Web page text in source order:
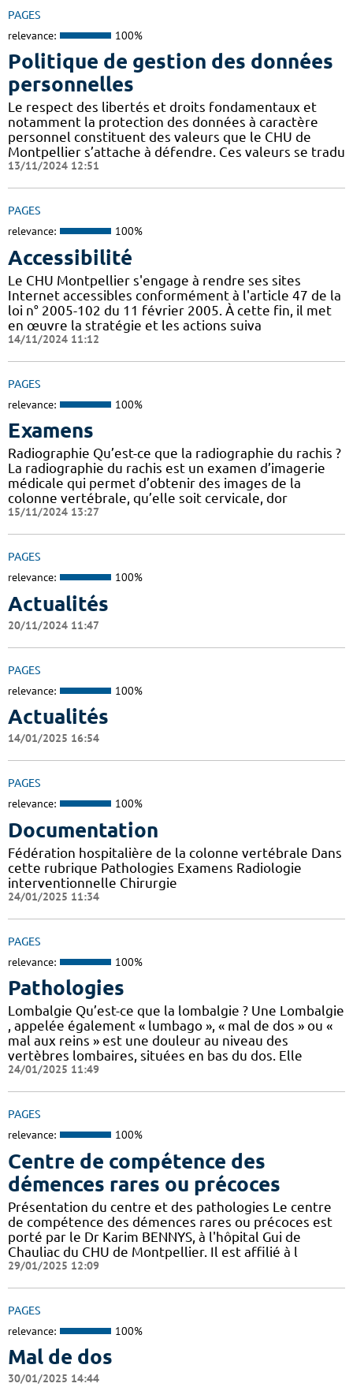
PAGES
relevance: 100%
Politique de gestion des données
personnelles
Le respect des libertés et droits fondamentaux et
notamment la protection des données à caractère
personnel constituent des valeurs que le CHU de
Montpellier s’attache à défendre. Ces valeurs se tradu
13/11/2024 12:51
PAGES
relevance: 100%
Accessibilité
Le CHU Montpellier s'engage à rendre ses sites
Internet accessibles conformément à l'article 47 de la
loi n° 2005-102 du 11 février 2005. À cette fin, il met
en œuvre la stratégie et les actions suiva
14/11/2024 11:12
PAGES
relevance: 100%
Examens
Radiographie Qu’est-ce que la radiographie du rachis ?
La radiographie du rachis est un examen d’imagerie
médicale qui permet d’obtenir des images de la
colonne vertébrale, qu’elle soit cervicale, dor
15/11/2024 13:27
PAGES
relevance: 100%
Actualités
20/11/2024 11:47
PAGES
relevance: 100%
Actualités
14/01/2025 16:54
PAGES
relevance: 100%
Documentation
Fédération hospitalière de la colonne vertébrale Dans
cette rubrique Pathologies Examens Radiologie
interventionnelle Chirurgie
24/01/2025 11:34
PAGES
relevance: 100%
Pathologies
Lombalgie Qu’est-ce que la lombalgie ? Une Lombalgie
, appelée également « lumbago », « mal de dos » ou «
mal aux reins » est une douleur au niveau des
vertèbres lombaires, situées en bas du dos. Elle
24/01/2025 11:49
PAGES
relevance: 100%
Centre de compétence des
démences rares ou précoces
Présentation du centre et des pathologies Le centre
de compétence des démences rares ou précoces est
porté par le Dr Karim BENNYS, à l'hôpital Gui de
Chauliac du CHU de Montpellier. Il est affilié à l
29/01/2025 12:09
PAGES
relevance: 100%
Mal de dos
30/01/2025 14:44